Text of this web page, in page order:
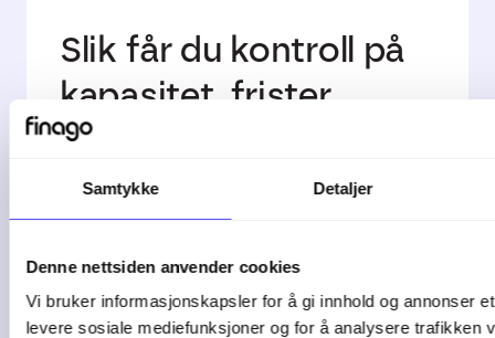
Samtykke Detaljer
Denne nettsiden anvender cookies
Vi bruker informasjonskapsler for å gi innhold og annonser
levere sosiale mediefunksjoner og for å analysere trafikken
Slik får du kontroll på
kapasitet, frister ...
enn å ...